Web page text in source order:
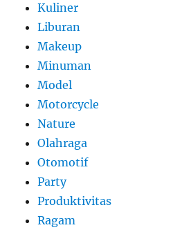
Kuliner
Liburan
Makeup
Minuman
Model
Motorcycle
Nature
Olahraga
Otomotif
Party
Produktivitas
Ragam